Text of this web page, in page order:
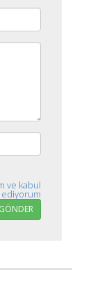
ve kabul
ediyorum
GÖNDER